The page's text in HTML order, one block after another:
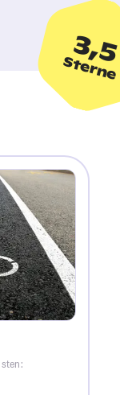
3,5
Sterne